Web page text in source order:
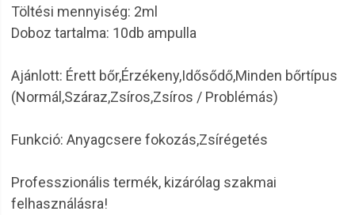
Töltési mennyiség: 2ml
Doboz tartalma: 10db ampulla
Ajánlott: Érett bőr,Érzékeny,Idősődő,Minden bőrtípus
(Normál,Száraz,Zsíros,Zsíros / Problémás)
Funkció: Anyagcsere fokozás,Zsírégetés
Professzionális termék, kizárólag szakmai
felhasználásra!